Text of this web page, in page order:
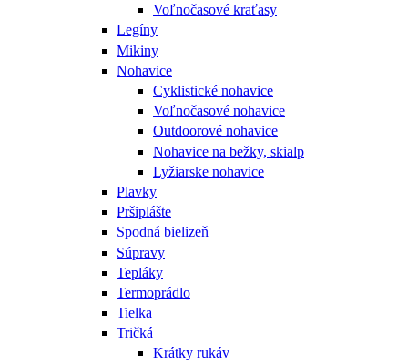
Voľnočasové kraťasy
Legíny
Mikiny
Nohavice
Cyklistické nohavice
Voľnočasové nohavice
Outdoorové nohavice
Nohavice na bežky, skialp
Lyžiarske nohavice
Plavky
Pršiplášte
Spodná bielizeň
Súpravy
Tepláky
Termoprádlo
Tielka
Tričká
Krátky rukáv